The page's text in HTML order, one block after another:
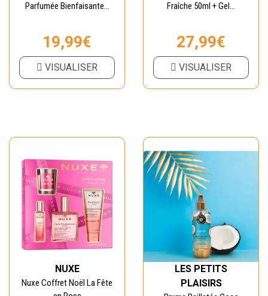
Parfumée Bienfaisante...
19,99€
VISUALISER
Fraîche 50ml + Gel...
27,99€
VISUALISER
NUXE
Nuxe Coffret Noël La Fête
LES PETITS
PLAISIRS